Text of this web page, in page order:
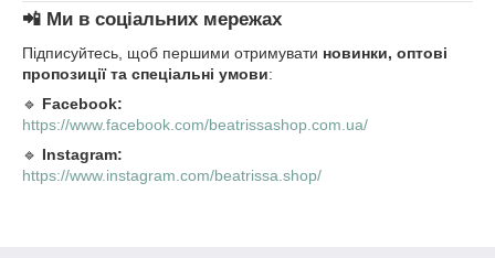
📲 Ми в соціальних мережах
Підписуйтесь, щоб першими отримувати новинки, оптові
пропозиції та спеціальні умови:
🔹 Facebook:
https://www.facebook.com/beatrissashop.com.ua/
🔹 Instagram:
https://www.instagram.com/beatrissa.shop/